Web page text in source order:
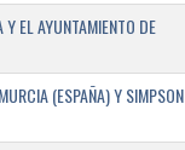
EL AYUNTAMIENTO DE
(ESPAÑA) Y SIMPSON